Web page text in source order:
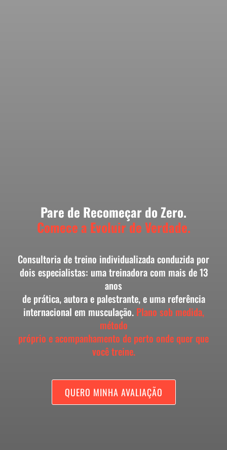
Pare de Recomeçar do Zero.
Comece a Evoluir de Verdade.
Consultoria de treino individualizada conduzida por
dois especialistas: uma treinadora com mais de 13
anos
de prática, autora e palestrante, e uma referência
internacional em musculação. Plano sob medida,
método
próprio e acompanhamento de perto onde quer que
você treine.
QUERO MINHA AVALIAÇÃO